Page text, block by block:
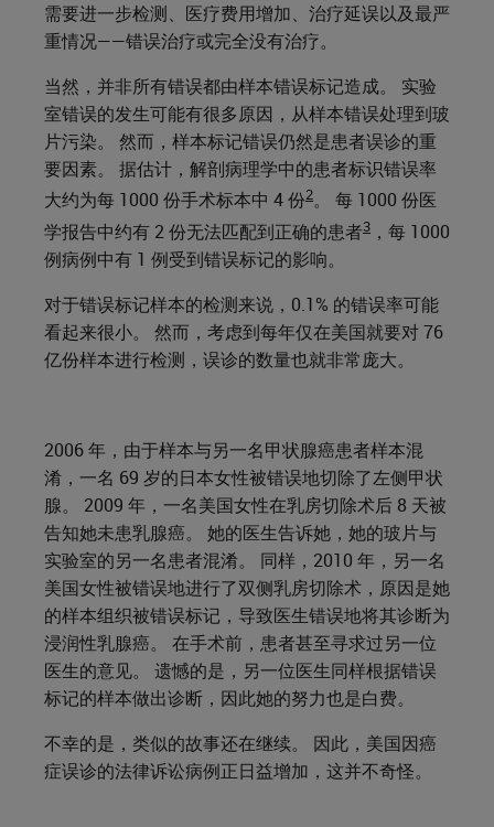
需要进一步检测、医疗费用增加、治疗延误以及最严
重情况——错误治疗或完全没有治疗。
当然，并非所有错误都由样本错误标记造成。 实验
室错误的发生可能有很多原因，从样本错误处理到玻
片污染。 然而，样本标记错误仍然是患者误诊的重
要因素。 据估计，解剖病理学中的患者标识错误率
大约为每 1000 份手术标本中 4 份2。 每 1000 份医
学报告中约有 2 份无法匹配到正确的患者3 ，每 1000
例病例中有 1 例受到错误标记的影响。
对于错误标记样本的检测来说，0.1% 的错误率可能
看起来很小。 然而，考虑到每年仅在美国就要对 76
亿份样本进行检测，误诊的数量也就非常庞大。
2006 年，由于样本与另一名甲状腺癌患者样本混
淆，一名 69 岁的日本女性被错误地切除了左侧甲状
腺。 2009 年，一名美国女性在乳房切除术后 8 天被
告知她未患乳腺癌。 她的医生告诉她，她的玻片与
实验室的另一名患者混淆。 同样，2010 年，另一名
美国女性被错误地进行了双侧乳房切除术，原因是她
的样本组织被错误标记，导致医生错误地将其诊断为
浸润性乳腺癌。 在手术前，患者甚至寻求过另一位
医生的意见。 遗憾的是，另一位医生同样根据错误
标记的样本做出诊断，因此她的努力也是白费。
不幸的是，类似的故事还在继续。 因此，美国因癌
症误诊的法律诉讼病例正日益增加，这并不奇怪。